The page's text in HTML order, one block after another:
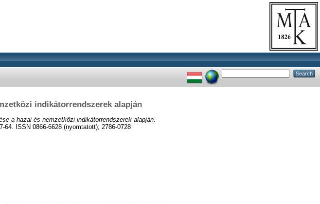
indikátorrendszerek alapján
a hazai és nemzetközi indikátorrendszerek alapján.
64. ISSN 0866-6628 (nyomtatott); 2786-0728